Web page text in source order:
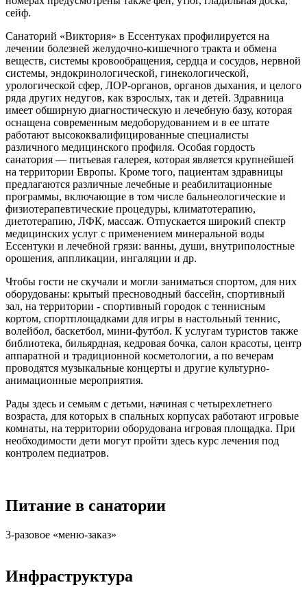
сейф.
Санаторий «Виктория» в Ессентуках профилируется на
лечении болезней желудочно-кишечного тракта и обмена
веществ, системы кровообращения, сердца и сосудов, нервной
системы, эндокринологической, гинекологической,
урологической сфер, ЛОР-органов, органов дыхания, и целого
ряда других недугов, как взрослых, так и детей. Здравница
имеет обширную диагностическую и лечебную базу, которая
оснащена современным медоборудованием и в ее штате
работают высококвалифицированные специалисты
различного медицинского профиля. Особая гордость
санатория — питьевая галерея, которая является крупнейшей
на территории Европы. Кроме того, пациентам здравницы
предлагаются различные лечебные и реабилитационные
программы, включающие в том числе бальнеологические и
физиотерапевтические процедуры, климатотерапию,
диетотерапию, ЛФК, массаж. Отпускается широкий спектр
медицинских услуг с применением минеральной воды
Ессентуки и лечебной грязи: ванны, души, внутриполостные
орошения, аппликации, ингаляции и др.
Чтобы гости не скучали и могли заниматься спортом, для них
оборудованы: крытый пресноводный бассейн, спортивный
зал, на территории - спортивный городок с теннисным
кортом, спортплощадками для игры в настольный теннис,
волейбол, баскетбол, мини-футбол. К услугам туристов также
библиотека, бильярдная, кедровая бочка, салон красоты, центр
аппаратной и традиционной косметологии, а по вечерам
проводятся музыкальные концерты и другие культурно-
анимационные мероприятия.
Рады здесь и семьям с детьми, начиная с четырехлетнего
возраста, для которых в спальных корпусах работают игровые
комнаты, на территории оборудована игровая площадка. При
необходимости дети могут пройти здесь курс лечения под
контролем педиатров.
Питание в санатории
3-разовое «меню-заказ»
Инфраструктура